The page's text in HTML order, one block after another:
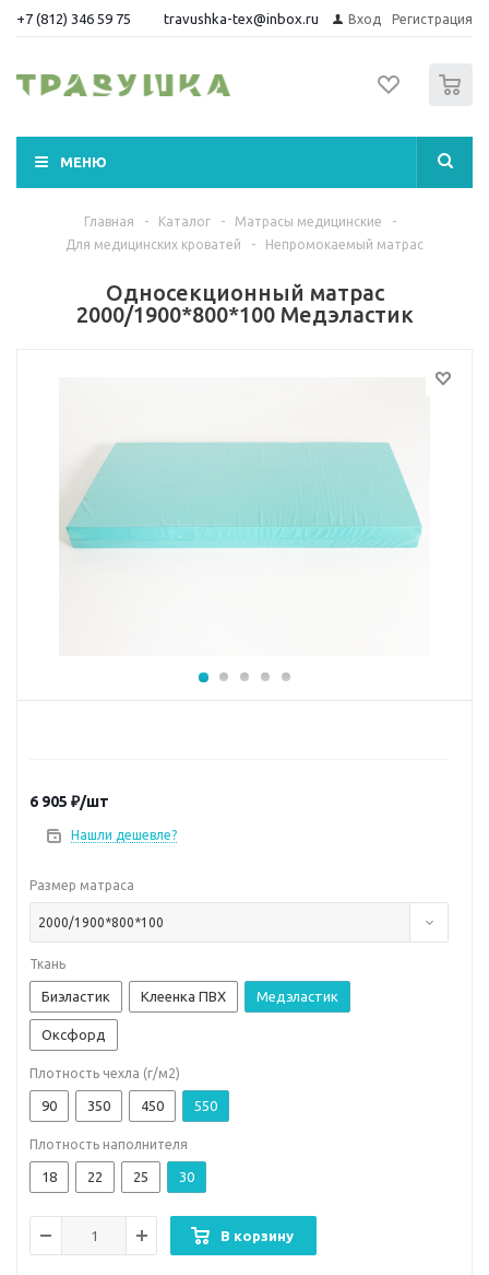
+7 (812) 346 59 75 travushka-tex@inbox.ru Вход Регистрация
МЕНЮ
Главная - Каталог - Матрасы медицинские
-
Для медицинских кроватей
- Непромокаемый матрас
Односекционный матрас
2000/1900*800*100 Медэластик
6 905 ₽/шт
Нашли дешевле?
Размер матраса
2000/1900*800*100
Ткань
Биэластик Клеенка ПВХ Медэластик
Оксфорд
Плотность чехла (г/м2)
90 350 450 550
Плотность наполнителя
18 22 25 30
В корзину